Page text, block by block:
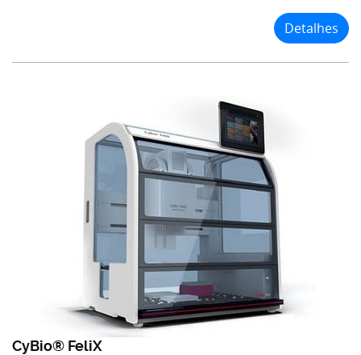
Detalhes
CyBio® FeliX